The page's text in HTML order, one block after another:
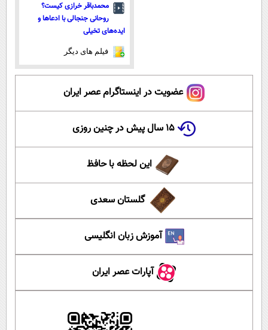
محمدباقر خرازی کیست؟
روحانی جنجالی با ادعاها و
ایده‌های تخیلی
فیلم های دیگر
عضویت در اینستاگرام عصر ایران
۱۵ سال پیش در چنین روزی
این لحظه با حافظ
گلستان سعدی
آموزش زبان انگلیسی
آپارات عصر ایران